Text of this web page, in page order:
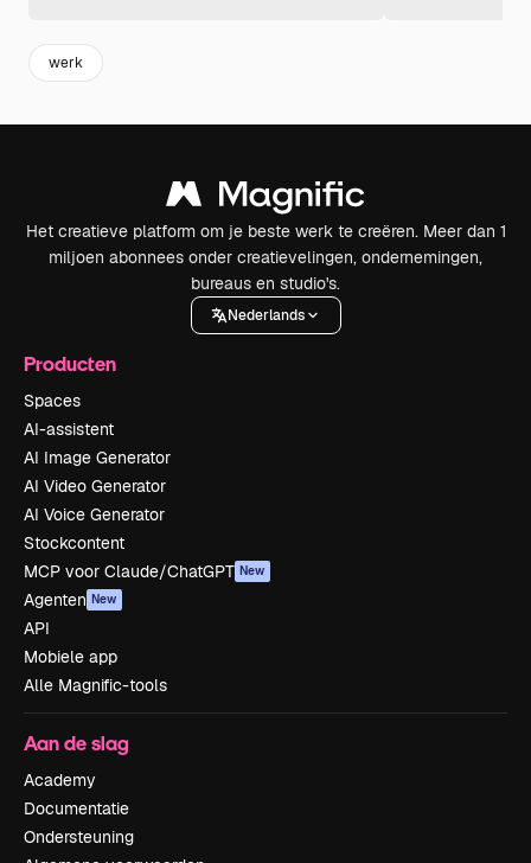
werk
Het creatieve platform om je beste werk te creëren. Meer dan 1
miljoen abonnees onder creatievelingen, ondernemingen,
bureaus en studio's.
Nederlands
Producten
Spaces
AI-assistent
AI Image Generator
AI Video Generator
AI Voice Generator
Stockcontent
MCP voor Claude/ChatGPT New
Agenten New
API
Mobiele app
Alle Magnific-tools
Aan de slag
Academy
Documentatie
Ondersteuning